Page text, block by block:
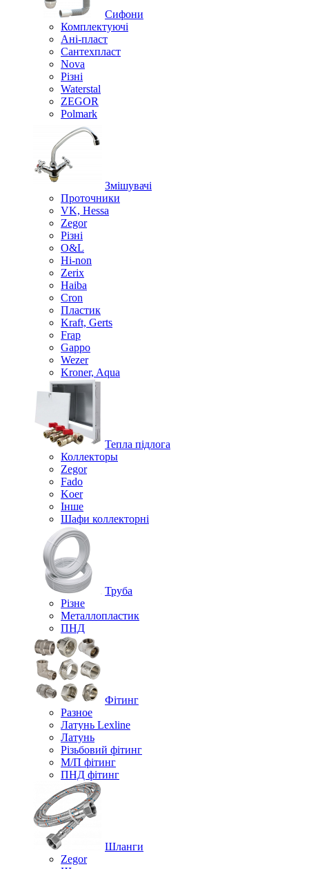
Сифони
Комплектуючі
Ані-пласт
Сантехпласт
Nova
Різні
Waterstal
ZEGOR
Polmark
Змішувачі
Проточники
VK, Hessa
Zegor
Різні
O&L
Hi-non
Zerix
Haiba
Cron
Пластик
Kraft, Gerts
Frap
Gappo
Wezer
Kroner, Aqua
Тепла підлога
Коллекторы
Zegor
Fado
Koer
Інше
Шафи коллекторні
Труба
Різне
Металлопластик
ПНД
Фітинг
Разное
Латунь Lexline
Латунь
Різьбовий фітинг
М/П фітинг
ПНД фітинг
Шланги
Zegor